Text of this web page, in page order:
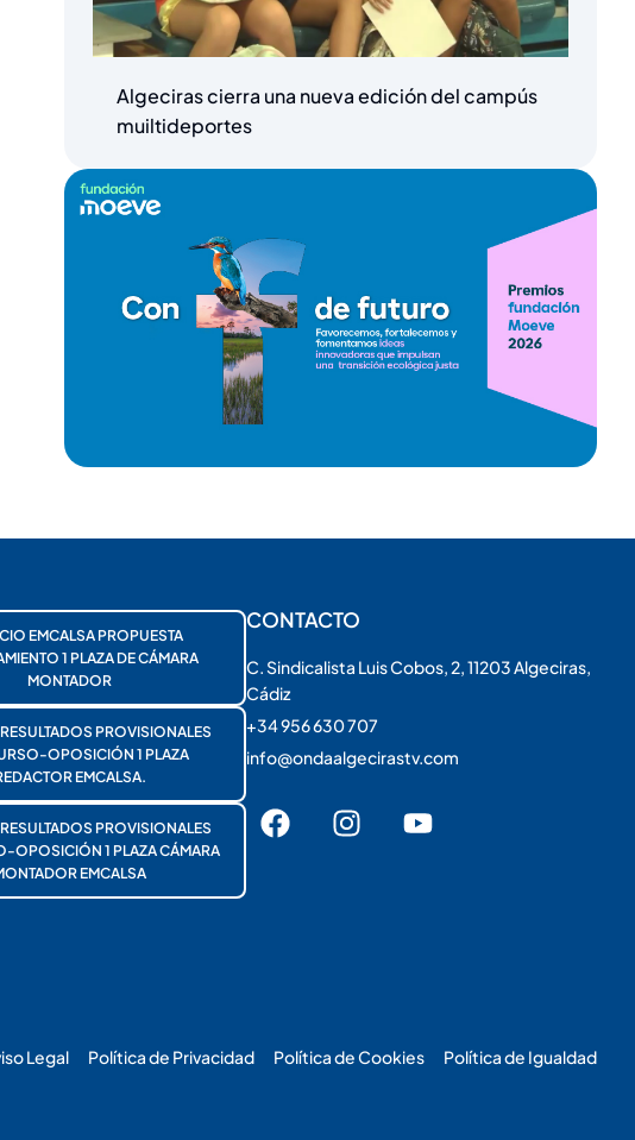
Algeciras cierra una nueva edición del campús
muiltideportes
EMCALSA PROPUESTA
1 PLAZA DE CÁMARA
MONTADOR
PROVISIONALES
OPOSICIÓN 1 PLAZA
EMCALSA.
PROVISIONALES
OPOSICIÓN 1 PLAZA CÁMARA
EMCALSA
CONTACTO
C. Sindicalista Luis Cobos, 2, 11203 Algeciras,
Cádiz
+34 956 630 707
info@ondaalgecirastv.com
Legal Política de Privacidad Política de Cookies Política de Igualdad